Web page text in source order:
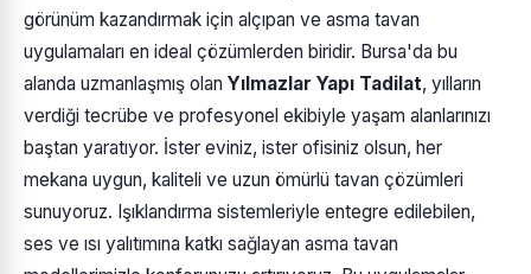
görünüm kazandırmak için alçıpan ve asma tavan
uygulamaları en ideal çözümlerden biridir. Bursa'da bu
alanda uzmanlaşmış olan Yılmazlar Yapı Tadilat, yılların
verdiği tecrübe ve profesyonel ekibiyle yaşam alanlarınızı
baştan yaratıyor. İster eviniz, ister ofisiniz olsun, her
mekana uygun, kaliteli ve uzun ömürlü tavan çözümleri
sunuyoruz. Işıklandırma sistemleriyle entegre edilebilen,
ses ve ısı yalıtımına katkı sağlayan asma tavan